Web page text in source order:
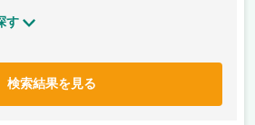
す
検索結果を見る